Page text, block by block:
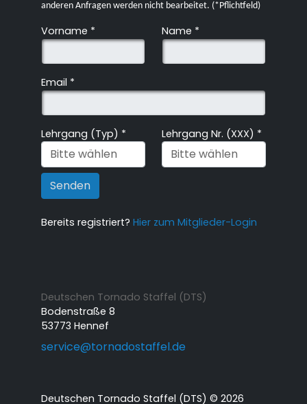
anderen Anfragen werden nicht bearbeitet. (*Pflichtfeld)
Vorname * Name *
Email *
Lehrgang (Typ) * Lehrgang Nr. (XXX) *
Senden
Bereits registriert? Hier zum Mitglieder-Login
Deutschen Tornado Staffel (DTS)
Bodenstraße 8
53773 Hennef
service@tornadostaffel.de
Deutschen Tornado Staffel (DTS) © 2026